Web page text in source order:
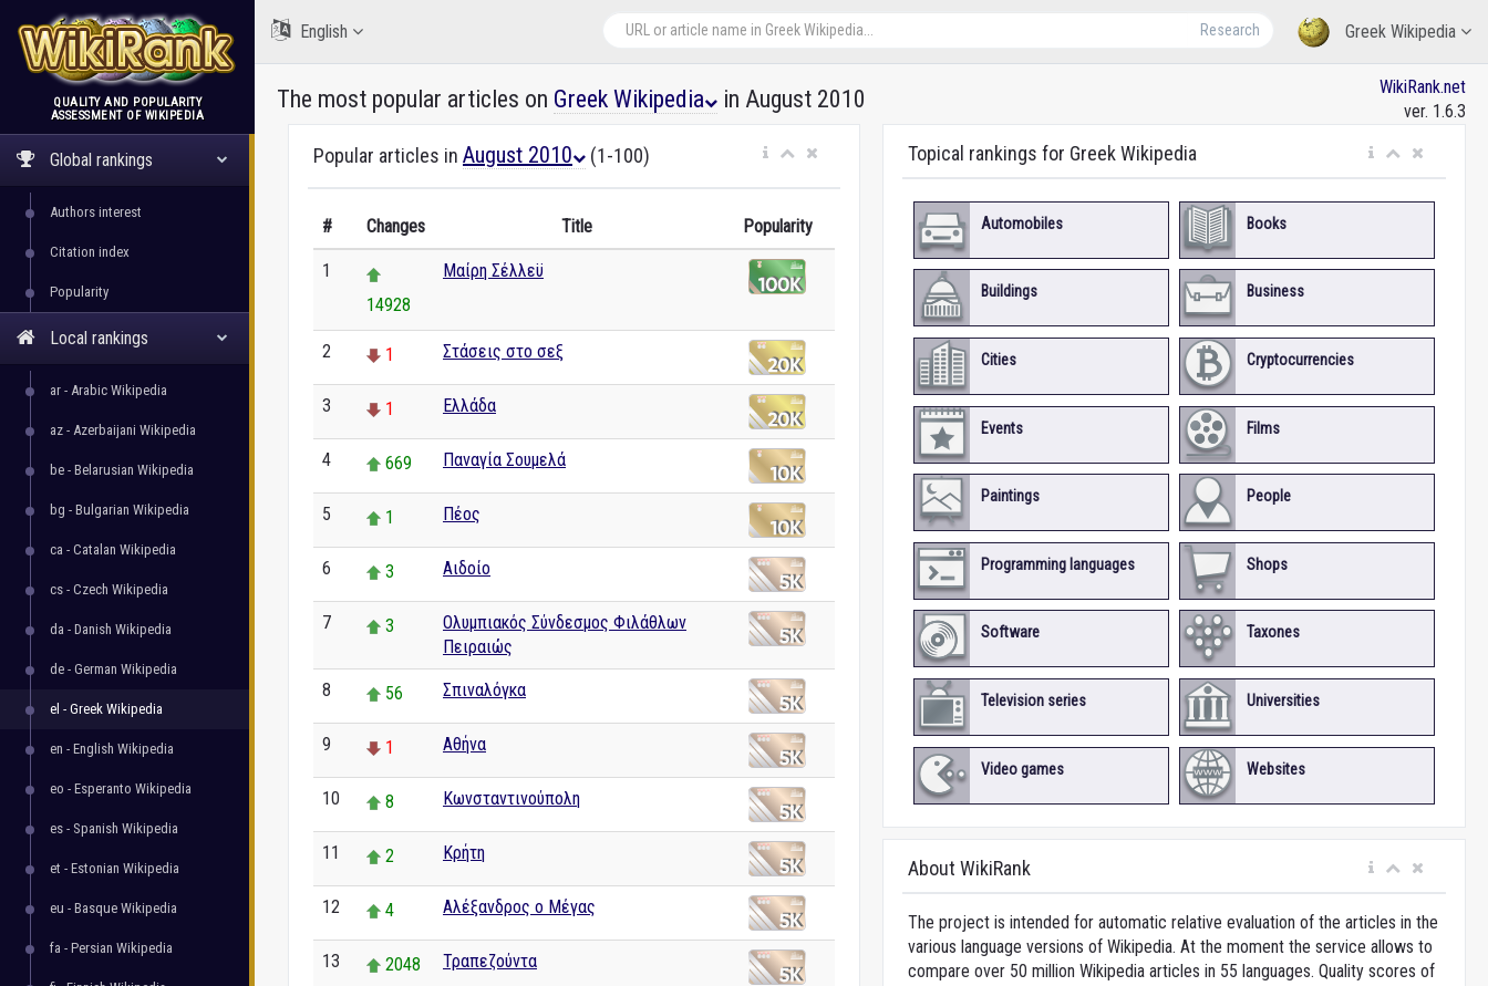
WikiRank
QUALITY AND POPULARITY
ASSESSMENT OF WIKIPEDIA
Global rankings
Authors interest
Citation index
Popularity
Local rankings
ar - Arabic Wikipedia
az - Azerbaijani Wikipedia
be - Belarusian Wikipedia
bg - Bulgarian Wikipedia
ca - Catalan Wikipedia
cs - Czech Wikipedia
da - Danish Wikipedia
de - German Wikipedia
el - Greek Wikipedia
en - English Wikipedia
eo - Esperanto Wikipedia
es - Spanish Wikipedia
et - Estonian Wikipedia
eu - Basque Wikipedia
fa - Persian Wikipedia
Greek Wikipedia
Research
English
The most popular articles on Greek Wikipedia in August 2010
WikiRank.net
ver. 1.6.3
Popular articles in August 2010 (1-100)
# Changes Title Popularity
1
14928
Μαίρη Σέλλεϋ
2 1 Στάσεις στο σεξ
3 1 Ελλάδα
4 669 Παναγία Σουμελά
5 1 Πέος
6 3 Αιδοίο
7 3
Ολυμπιακός Σύνδεσμος Φιλάθλων
Πειραιώς
8 56 Σπιναλόγκα
9 1 Αθήνα
10 8 Κωνσταντινούπολη
11 2 Κρήτη
12 4 Αλέξανδρος ο Μέγας
13 2048 Τραπεζούντα
Topical rankings for Greek Wikipedia
Automobiles Books
Buildings Business
Cities Cryptocurrencies
Events Films
Paintings People
Programming languages Shops
Software Taxones
Television series Universities
Video games Websites
About WikiRank
The project is intended for automatic relative evaluation of the articles in the
various language versions of Wikipedia. At the moment the service allows to
compare over 50 million Wikipedia articles in 55 languages. Quality scores of